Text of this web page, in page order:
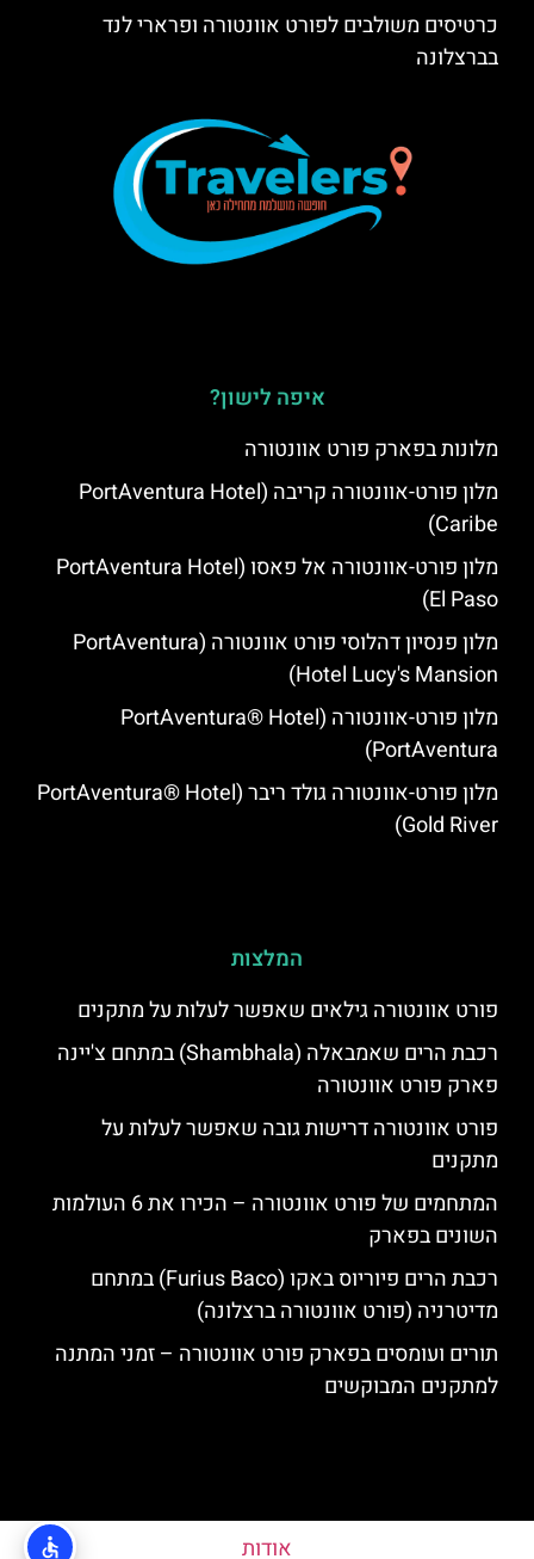
כרטיסים משולבים לפורט אוונטורה ופרארי לנד
בברצלונה
איפה לישון?
מלונות בפארק פורט אוונטורה
מלון פורט-אוונטורה קריבה (PortAventura Hotel
Caribe)
מלון פורט-אוונטורה אל פאסו (PortAventura Hotel
El Paso)
מלון פנסיון דהלוסי פורט אוונטורה (PortAventura
Hotel Lucy's Mansion‬)
מלון פורט-אוונטורה (PortAventura® Hotel
PortAventura)
מלון פורט-אוונטורה גולד ריבר (PortAventura® Hotel
Gold River)
המלצות
פורט אוונטורה גילאים שאפשר לעלות על מתקנים
רכבת הרים שאמבאלה (Shambhala) במתחם צ'יינה
פארק פורט אוונטורה
פורט אוונטורה דרישות גובה שאפשר לעלות על
מתקנים
המתחמים של פורט אוונטורה – הכירו את 6 העולמות
השונים בפארק
רכבת הרים פיוריוס באקו (Furius Baco) במתחם
מדיטרניה (פורט אוונטורה ברצלונה)
תורים ועומסים בפארק פורט אוונטורה – זמני המתנה
למתקנים המבוקשים
אודות